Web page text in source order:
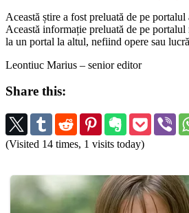
Această știre a fost preluată de pe
Această informație preluată de pe
la un portal la altul, nefiind opere sau
Leontiuc Marius – senior editor
Share this:
(Visited 14 times, 1 visits today)